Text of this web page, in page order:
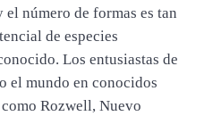
número de formas es tan
de especies
Los entusiastas de
el mundo en conocidos
Rozwell, Nuevo